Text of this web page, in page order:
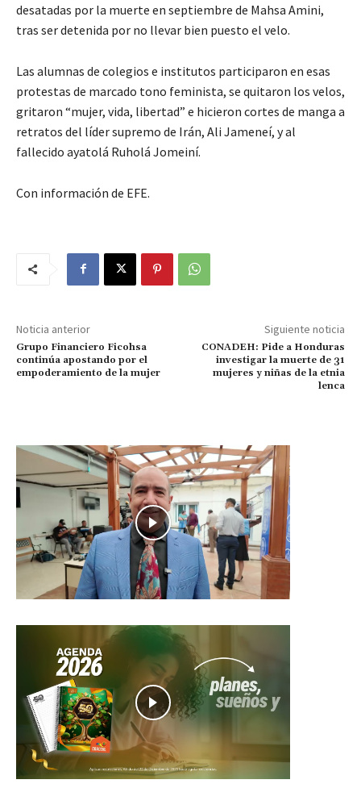
desatadas por la muerte en septiembre de Mahsa Amini,
tras ser detenida por no llevar bien puesto el velo.
Las alumnas de colegios e institutos participaron en esas
protestas de marcado tono feminista, se quitaron los velos,
gritaron “mujer, vida, libertad” e hicieron cortes de manga a
retratos del líder supremo de Irán, Ali Jameneí, y al
fallecido ayatolá Ruholá Jomeiní.
Con información de EFE.
Noticia anterior
Grupo Financiero Ficohsa
continúa apostando por el
empoderamiento de la mujer
Siguiente noticia
CONADEH: Pide a Honduras
investigar la muerte de 31
mujeres y niñas de la etnia
lenca